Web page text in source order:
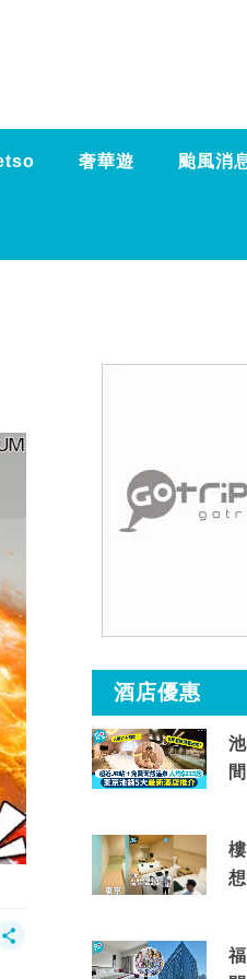
奢華遊 颱風消
酒店優惠